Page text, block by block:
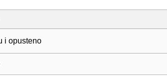
i opusteno